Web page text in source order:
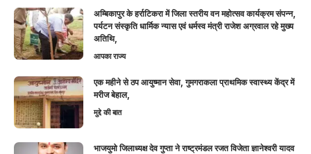
अम्बिकापुर के हर्राटिकरा में जिला स्तरीय वन महोत्सव कार्यक्रम संपन्न,
पर्यटन संस्कृति धार्मिक न्यास एवं धर्मस्व मंत्री राजेश अग्रवाल रहे मुख्य
अतिथि,
आपका राज्य
एक महीने से ठप आयुष्मान सेवा, गुमगराकला प्राथमिक स्वास्थ्य केंद्र में
मरीज बेहाल,
मुद्दे की बात
भाजयुमो जिलाध्यक्ष देव गुप्ता ने राष्ट्रमंडल रजत विजेता ज्ञानेश्वरी यादव